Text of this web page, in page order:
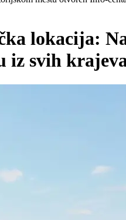
lokacija:
iz svih